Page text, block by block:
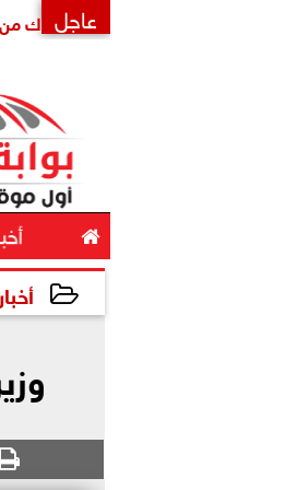
عاجل
بتكليف مشترك من «إمام»
